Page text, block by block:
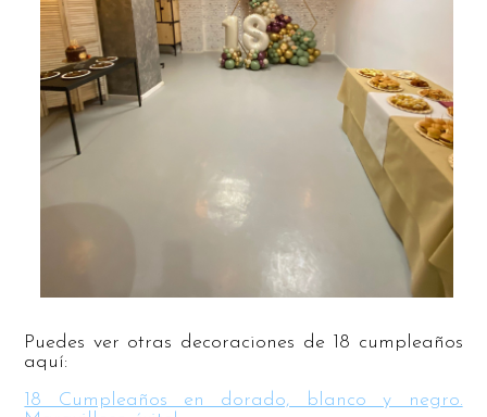
Puedes ver otras decoraciones de 18 cumpleaños
aquí:
18 Cumpleaños en dorado, blanco y negro.